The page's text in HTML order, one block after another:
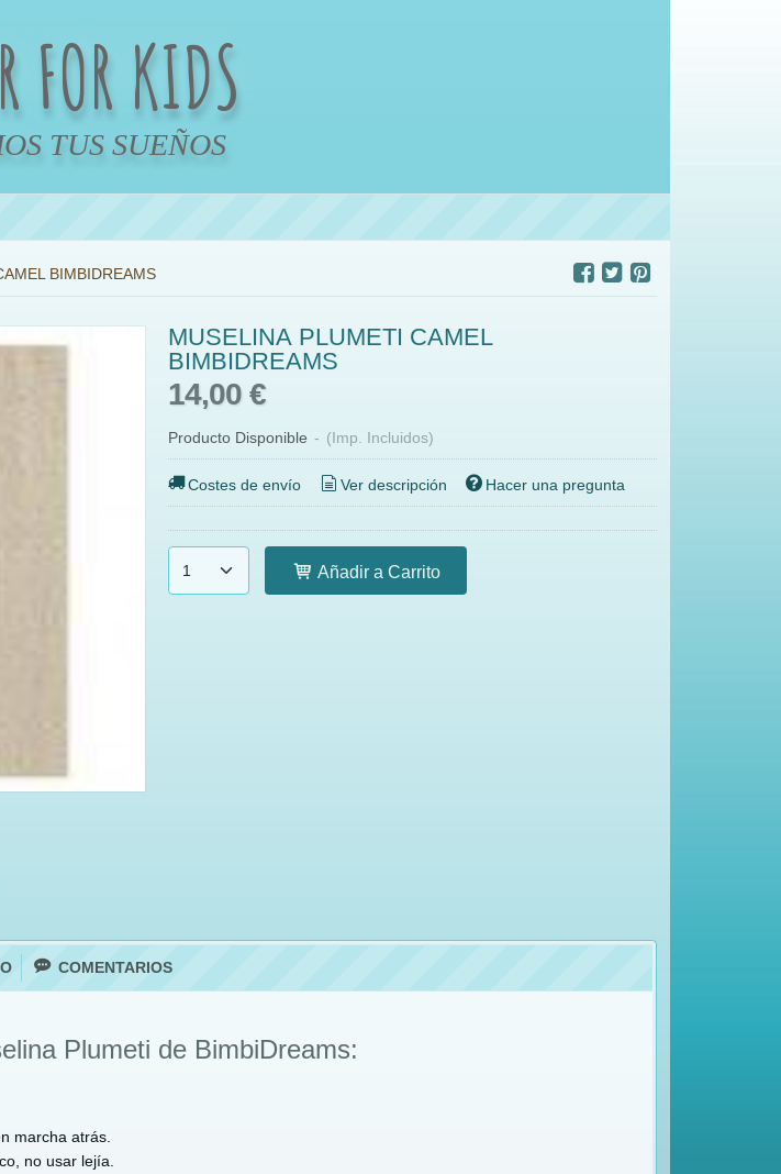
FOR KIDS
TUS SUEÑOS
BIMBIDREAMS
MUSELINA PLUMETI CAMEL
BIMBIDREAMS
14,00 €
Producto Disponible - (Imp. Incluidos)
Costes de envío Ver descripción Hacer una pregunta
Añadir a Carrito
COMENTARIOS
Plumeti de BimbiDreams:
marcha atrás.
no usar lejía.